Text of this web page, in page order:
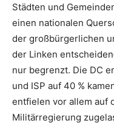
Städten und
einen nationalen
der großbürgerlichen
der Linken
nur begrenzt. Die DC
und ISP auf 40 %
entfielen vor allem auf
Militärregierung